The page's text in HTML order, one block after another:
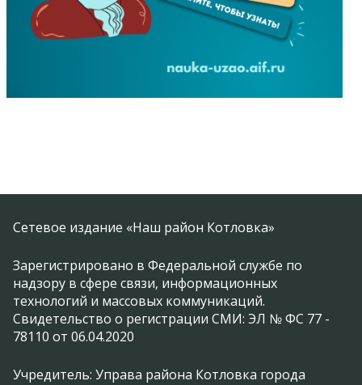
Сетевое издание «Наш район Котловка»
Зарегистрировано в Федеральной службе по
надзору в сфере связи, информационных
технологий и массовых коммуникаций.
Свидетельство о регистрации СМИ: ЭЛ № ФС 77 -
78110 от 06.04.2020
Учредитель: Управа района Котловка города